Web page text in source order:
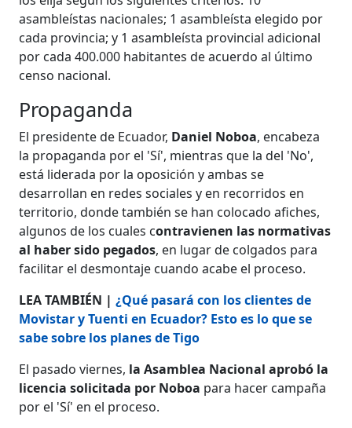
asambleístas nacionales; 1 asambleísta elegido por
cada provincia; y 1 asambleísta provincial adicional
por cada 400.000 habitantes de acuerdo al último
censo nacional.
Propaganda
El presidente de Ecuador, Daniel Noboa, encabeza
la propaganda por el 'Sí', mientras que la del 'No',
está liderada por la oposición y ambas se
desarrollan en redes sociales y en recorridos en
territorio, donde también se han colocado afiches,
algunos de los cuales contravienen las normativas
al haber sido pegados, en lugar de colgados para
facilitar el desmontaje cuando acabe el proceso.
LEA TAMBIÉN |¿Qué pasará con los clientes de
Movistar y Tuenti en Ecuador? Esto es lo que se
sabe sobre los planes de Tigo
El pasado viernes, la Asamblea Nacional aprobó la
licencia solicitada por Noboa para hacer campaña
por el 'Sí' en el proceso.